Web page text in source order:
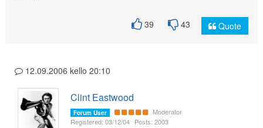
39 43 Quote
12.09.2006 kello 20:10
Clint Eastwood
Forum User
Moderator
Registered: 03/12/04 Posts: 2003